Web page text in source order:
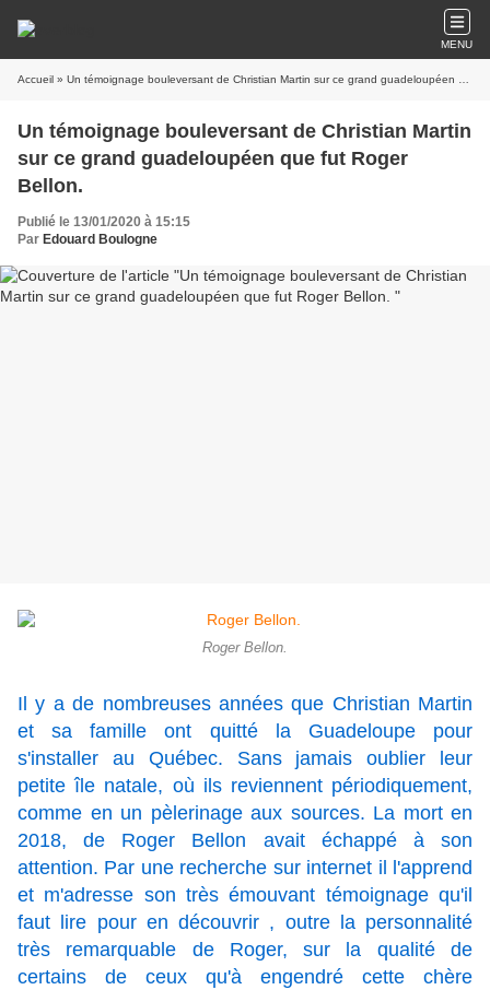
MENU
Accueil » Un témoignage bouleversant de Christian Martin sur ce grand guadeloupéen que fut Roger Bellon.
Un témoignage bouleversant de Christian Martin
sur ce grand guadeloupéen que fut Roger
Bellon.
Publié le 13/01/2020 à 15:15
Par Edouard Boulogne
Roger Bellon.
Il y a de nombreuses années que Christian Martin
et sa famille ont quitté la Guadeloupe pour
s'installer au Québec. Sans jamais oublier leur
petite île natale, où ils reviennent périodiquement,
comme en un pèlerinage aux sources. La mort en
2018, de Roger Bellon avait échappé à son
attention. Par une recherche sur internet il l'apprend
et m'adresse son très émouvant témoignage qu'il
faut lire pour en découvrir , outre la personnalité
très remarquable de Roger, sur la qualité de
certains de ceux qu'à engendré cette chère